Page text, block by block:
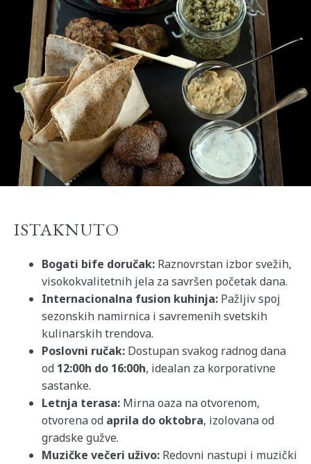
ISTAKNUTO
Bogati bife doručak: Raznovrstan izbor svežih,
visokokvalitetnih jela za savršen početak dana.
Internacionalna fusion kuhinja: Pažljiv spoj
sezonskih namirnica i savremenih svetskih
kulinarskih trendova.
Poslovni ručak: Dostupan svakog radnog dana
od 12:00h do 16:00h, idealan za korporativne
sastanke.
Letnja terasa: Mirna oaza na otvorenom,
otvorena od aprila do oktobra, izolovana od
gradske gužve.
Muzičke večeri uživo: Redovni nastupi i muzički